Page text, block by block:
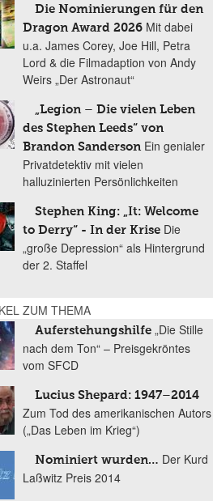
Die Nominierungen für den
Dragon Award 2026 Mit dabei
u.a. James Corey, Joe Hill, Petra
Lord & die Filmadaption von Andy
Weirs „Der Astronaut“
„Legion – Die vielen Leben
des Stephen Leeds“ von
Brandon Sanderson Ein genialer
Privatdetektiv mit vielen
halluzinierten Persönlichkeiten
Stephen King: „It: Welcome
to Derry“ - In der Krise Die
„große Depression“ als Hintergrund
der 2. Staffel
ZUM THEMA
Auferstehungshilfe „Die Stille
nach dem Ton“ – Preisgekröntes
vom SFCD
Lucius Shepard: 1947–2014
Zum Tod des amerikanischen Autors
(„Das Leben im Krieg“)
Nominiert wurden… Der Kurd
Laßwitz Preis 2014